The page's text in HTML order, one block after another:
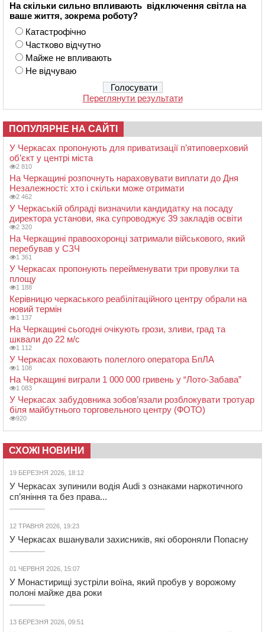
На скільки сильно впливають відключення світла на
ваше життя, зокрема роботу?
Катастрофічно
Частково відчутно
Майже не впливають
Не відчуваю
Переглянути результати
ПОПУЛЯРНЕ НА САЙТІ
У Черкасах пропонують для приватизації п’ятиповерховий
об’єкт у центрі міста
2 810
На Черкащині розпочнуть нараховувати виплати до Дня
Незалежності: хто і скільки може отримати
2 462
У Черкаській облраді визначили кандидатку на посаду
директора установи, яка супроводжує 39 закладів освіти
2 320
На Черкащині правоохоронці затримали військового, який
перебував у СЗЧ
1 361
У Черкасах пропонують перейменувати три провулки та
площу
1 188
Керівницю черкаського реабілітаційного центру обрали на
новий термін
1 137
На Черкащині сьогодні очікують грози, зливи, град та
шквали до 22 м/с
1 112
У Черкасах поховають полеглого оператора БпЛА
1 108
На Черкащині виграли 1 000 000 гривень у “Лото-Забава”
1 083
У Черкасах забудовника зобов’язали розблокувати тротуар
біля майбутнього торговельного центру (ФОТО)
920
СХОЖІ НОВИНИ
19 БЕРЕЗНЯ 2026, 18:12
У Черкасах зупинили водія Audi з ознаками наркотичного
сп’яніння та без права...
12 ТРАВНЯ 2026, 19:23
У Черкасах вшанували захисників, які обороняли Попасну
01 ЧЕРВНЯ 2026, 15:07
У Монастирищі зустріли воїна, який пробув у ворожому
полоні майже два роки
13 БЕРЕЗНЯ 2026, 09:51